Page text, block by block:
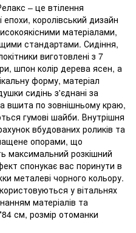
– це втілення
епохи, королівський дизайн
матеріалами,
стандартами. Сидіння,
виготовлені з 7
шпон колір дерева ясен, а
форму, матеріал
сидінь з'єднані за
вшита по зовнішньому краю,
гумові шайби. Внутрішня
вбудованих роликів та
опорами, що
максимальний розкішний
спонукає вас поринути в
металеві чорного кольору.
у вітальнях
матеріалів та
см, розмір отоманки